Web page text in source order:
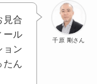
千原 剛さん
見合
ール
ョン
たん